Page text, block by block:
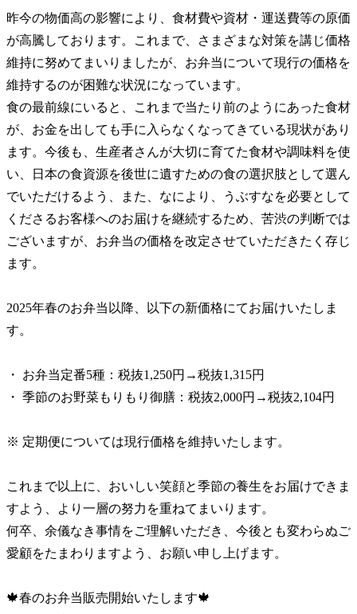
昨今の物価高の影響により、食材費や資材・運送費等の原価
が高騰しております。これまで、さまざまな対策を講じ価格
維持に努めてまいりましたが、お弁当について現行の価格を
維持するのが困難な状況になっています。
食の最前線にいると、これまで当たり前のようにあった食材
が、お金を出しても手に入らなくなってきている現状があり
ます。今後も、生産者さんが大切に育てた食材や調味料を使
い、日本の食資源を後世に遺すための食の選択肢として選ん
でいただけるよう、また、なにより、うぶすなを必要として
くださるお客様へのお届けを継続するため、苦渋の判断では
ございますが、お弁当の価格を改定させていただきたく存じ
ます。
2025年春のお弁当以降、以下の新価格にてお届けいたしま
す。
・ お弁当定番5種：税抜1,250円→税抜1,315円
・ 季節のお野菜もりもり御膳：税抜2,000円→税抜2,104円
※ 定期便については現行価格を維持いたします。
これまで以上に、おいしい笑顔と季節の養生をお届けできま
すよう、より一層の努力を重ねてまいります。
何卒、余儀なき事情をご理解いただき、今後とも変わらぬご
愛顧をたまわりますよう、お願い申し上げます。
🍁春のお弁当販売開始いたします🍁